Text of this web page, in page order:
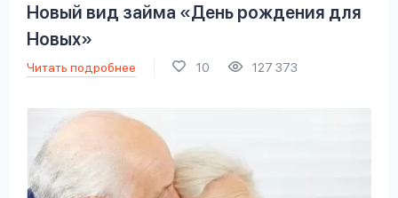
Новый вид займа «День рождения для
Новых»
Читать подробнее 10 127 373